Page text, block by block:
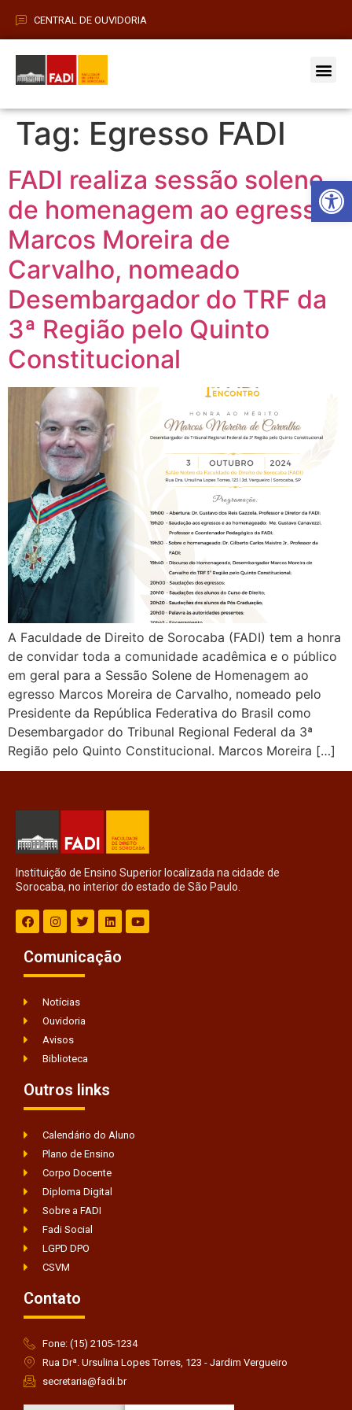
CENTRAL DE OUVIDORIA
Tag: Egresso FADI
FADI realiza sessão solene
de homenagem ao egresso
Marcos Moreira de
Carvalho, nomeado
Desembargador do TRF da
3ª Região pelo Quinto
Constitucional
A Faculdade de Direito de Sorocaba (FADI) tem a honra
de convidar toda a comunidade acadêmica e o público
em geral para a Sessão Solene de Homenagem ao
egresso Marcos Moreira de Carvalho, nomeado pelo
Presidente da República Federativa do Brasil como
Desembargador do Tribunal Regional Federal da 3ª
Região pelo Quinto Constitucional. Marcos Moreira […]
Instituição de Ensino Superior localizada na cidade de
Sorocaba, no interior do estado de São Paulo.
Comunicação
Notícias
Ouvidoria
Avisos
Biblioteca
Outros links
Calendário do Aluno
Plano de Ensino
Corpo Docente
Diploma Digital
Sobre a FADI
Fadi Social
LGPD DPO
CSVM
Contato
Fone: (15) 2105-1234
Rua Drª. Ursulina Lopes Torres, 123 - Jardim Vergueiro
secretaria@fadi.br
Barra de